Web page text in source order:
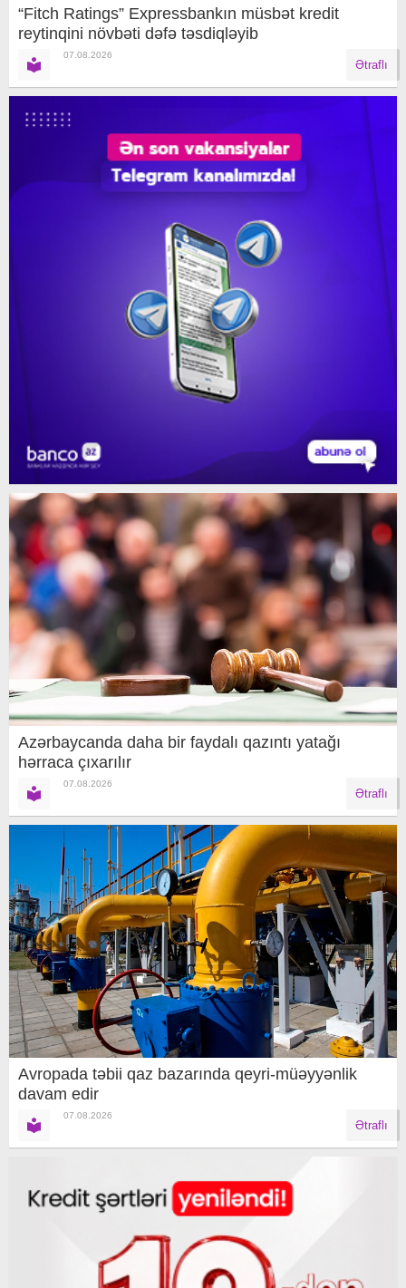
“Fitch Ratings” Expressbankın müsbət kredit
reytinqini növbəti dəfə təsdiqləyib
07.08.2026
Ətraflı
Azərbaycanda daha bir faydalı qazıntı yatağı
hərraca çıxarılır
07.08.2026
Ətraflı
Avropada təbii qaz bazarında qeyri-müəyyənlik
davam edir
07.08.2026
Ətraflı